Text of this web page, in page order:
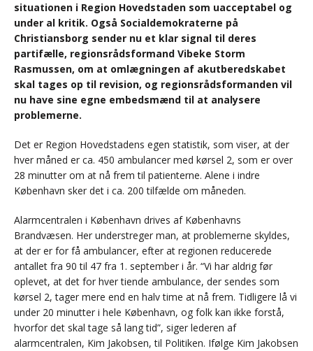
situationen i Region Hovedstaden som uacceptabel og
under al kritik. Også Socialdemokraterne på
Christiansborg sender nu et klar signal til deres
partifælle, regionsrådsformand Vibeke Storm
Rasmussen, om at omlægningen af akutberedskabet
skal tages op til revision, og regionsrådsformanden vil
nu have sine egne embedsmænd til at analysere
problemerne.
Det er Region Hovedstadens egen statistik, som viser, at der
hver måned er ca. 450 ambulancer med kørsel 2, som er over
28 minutter om at nå frem til patienterne. Alene i indre
København sker det i ca. 200 tilfælde om måneden.
Alarmcentralen i København drives af Københavns
Brandvæsen. Her understreger man, at problemerne skyldes,
at der er for få ambulancer, efter at regionen reducerede
antallet fra 90 til 47 fra 1. september i år. “Vi har aldrig før
oplevet, at det for hver tiende ambulance, der sendes som
kørsel 2, tager mere end en halv time at nå frem. Tidligere lå vi
under 20 minutter i hele København, og folk kan ikke forstå,
hvorfor det skal tage så lang tid”, siger lederen af
alarmcentralen, Kim Jakobsen, til Politiken. Ifølge Kim Jakobsen